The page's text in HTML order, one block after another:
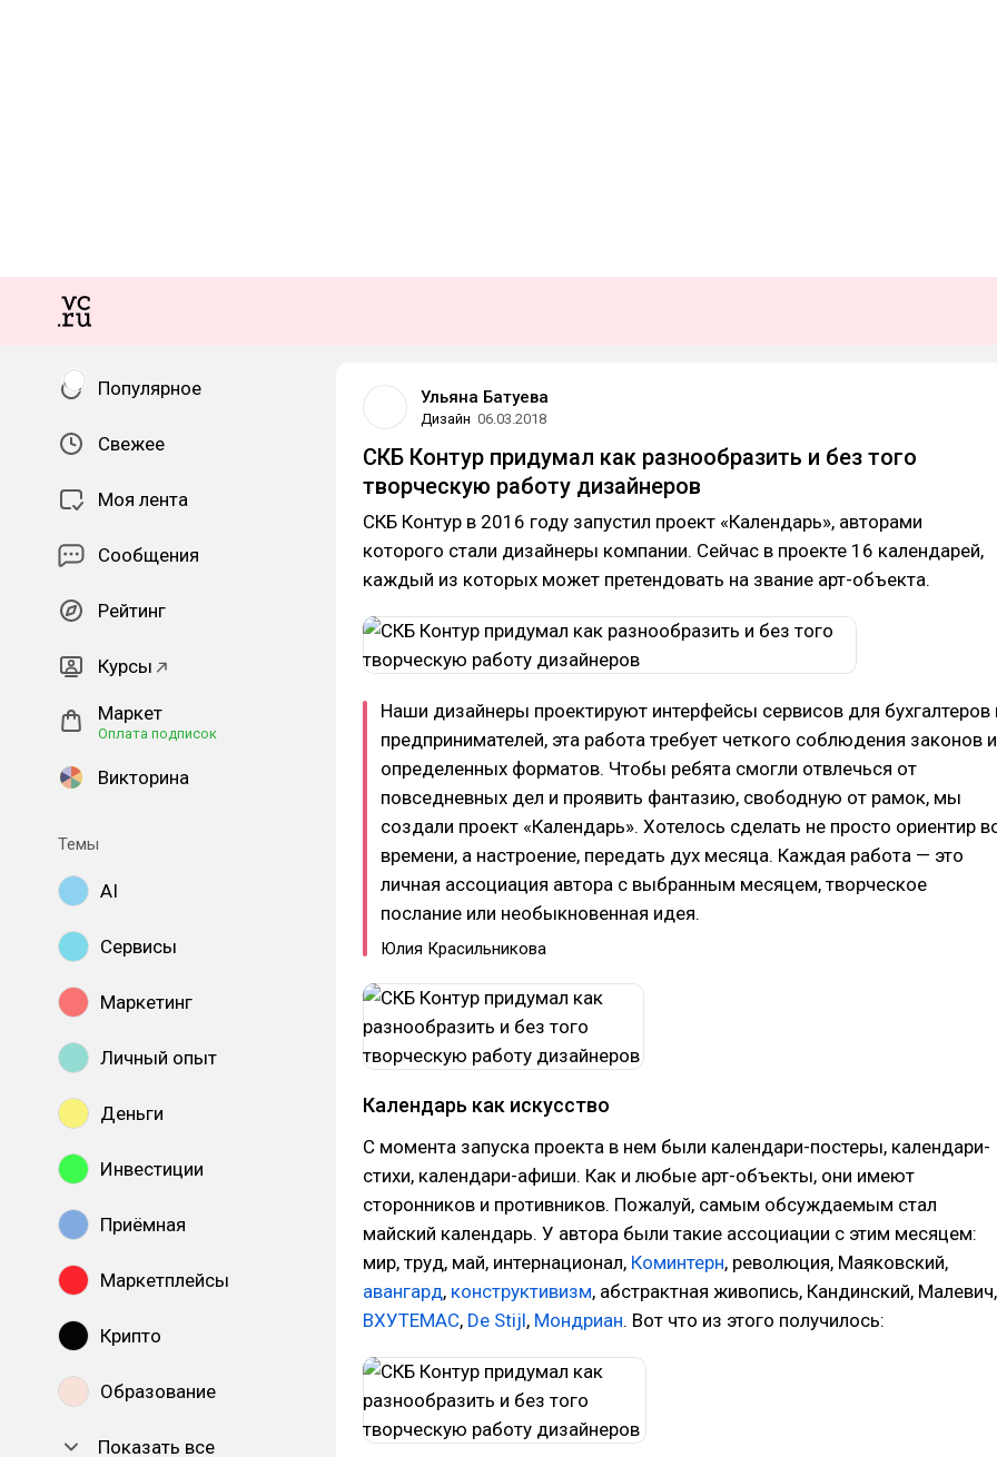
Популярное
Свежее
Моя лента
Сообщения
Рейтинг
Курсы
Маркет
Оплата подписок
Викторина
Темы
AI
Сервисы
Маркетинг
Личный опыт
Деньги
Инвестиции
Приёмная
Маркетплейсы
Крипто
Образование
Показать все
Ульяна Батуева
Дизайн 06.03.2018
СКБ Контур придумал как разнообразить и без того
творческую работу дизайнеров
СКБ Контур в 2016 году запустил проект «Календарь», авторами
которого стали дизайнеры компании. Сейчас в проекте 16 календарей,
каждый из которых может претендовать на звание арт-объекта.
Наши дизайнеры проектируют интерфейсы сервисов для бухгалтеров
предпринимателей, эта работа требует четкого соблюдения законов и
определенных форматов. Чтобы ребята смогли отвлечься от
повседневных дел и проявить фантазию, свободную от рамок, мы
создали проект «Календарь». Хотелось сделать не просто ориентир
времени, а настроение, передать дух месяца. Каждая работа — это
личная ассоциация автора с выбранным месяцем, творческое
послание или необыкновенная идея.
Юлия Красильникова
Календарь как искусство
С момента запуска проекта в нем были календари-постеры, календари-
стихи, календари-афиши. Как и любые арт-объекты, они имеют
сторонников и противников. Пожалуй, самым обсуждаемым стал
майский календарь. У автора были такие ассоциации с этим месяцем:
мир, труд, май, интернационал, Коминтерн, революция, Маяковский,
авангард, конструктивизм, абстрактная живопись, Кандинский, Малевич,
ВХУТЕМАС, De Stijl, Мондриан. Вот что из этого получилось: